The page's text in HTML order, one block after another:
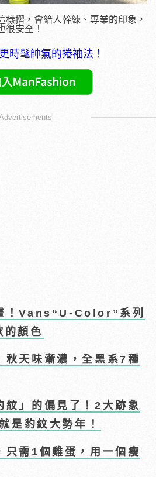
樣摺，會給人幹練、專業的印象，
很安全！
時髦帥氣的捲袖法！
！Vans“U-Color”系列
的顏色
秋天味漸濃，全黑系7種
紋」的偏見了！2大跡象
是豹紋大勢年！
只需1個雞蛋，用一個瘦